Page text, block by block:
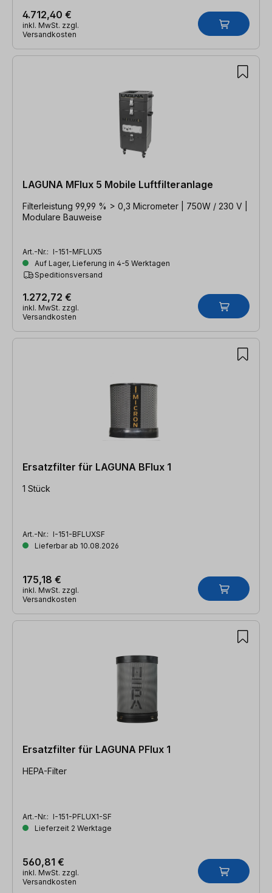
4.712,40 €
inkl. MwSt. zzgl.
Versandkosten
LAGUNA MFlux 5 Mobile Luftfilteranlage
Filterleistung 99,99 % > 0,3 Micrometer | 750W / 230 V |
Modulare Bauweise
Art.-Nr.: I-151-MFLUX5
Auf Lager, Lieferung in 4-5 Werktagen
Speditionsversand
1.272,72 €
inkl. MwSt. zzgl.
Versandkosten
Ersatzfilter für LAGUNA BFlux 1
1 Stück
Art.-Nr.: I-151-BFLUXSF
Lieferbar ab 10.08.2026
175,18 €
inkl. MwSt. zzgl.
Versandkosten
Ersatzfilter für LAGUNA PFlux 1
HEPA-Filter
Art.-Nr.: I-151-PFLUX1-SF
Lieferzeit 2 Werktage
560,81 €
inkl. MwSt. zzgl.
Versandkosten